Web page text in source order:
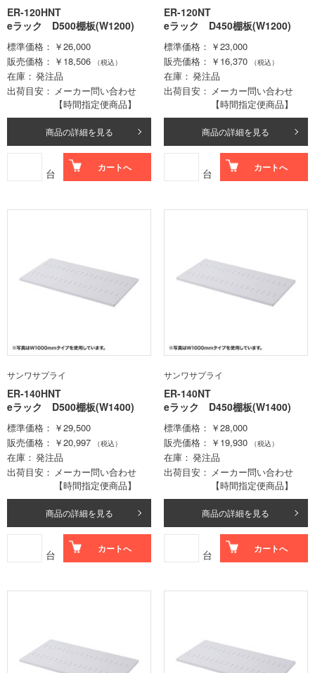
ER-120HNT
eラック D500棚板(W1200)
標準価格
￥26,000
販売価格
￥18,506 （税込）
在庫
発注品
出荷目安
メーカー問い合わせ
【時間指定便商品】
商品の詳細を見る
台 カートへ
ER-120NT
eラック D450棚板(W1200)
標準価格
￥23,000
販売価格
￥16,370 （税込）
在庫
発注品
出荷目安
メーカー問い合わせ
【時間指定便商品】
商品の詳細を見る
台 カートへ
サンワサプライ
ER-140HNT
eラック D500棚板(W1400)
標準価格
￥29,500
販売価格
￥20,997 （税込）
在庫
発注品
出荷目安
メーカー問い合わせ
【時間指定便商品】
商品の詳細を見る
台 カートへ
サンワサプライ
ER-140NT
eラック D450棚板(W1400)
標準価格
￥28,000
販売価格
￥19,930 （税込）
在庫
発注品
出荷目安
メーカー問い合わせ
【時間指定便商品】
商品の詳細を見る
台 カートへ